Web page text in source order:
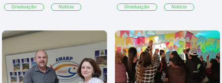
Graduação Notícia Graduação Notícia